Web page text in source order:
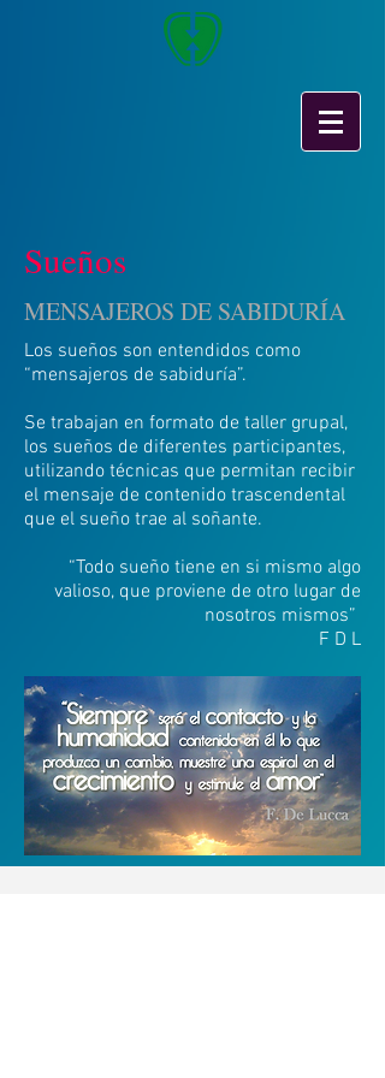
Sueños
MENSAJEROS DE SABIDURÍA
Los sueños son entendidos como
“mensajeros de sabiduría”.
Se trabajan en formato de taller grupal,
los sueños de diferentes participantes,
utilizando técnicas que permitan recibir
el mensaje de contenido trascendental
que el sueño trae al soñante.
“Todo sueño tiene en si mismo algo
valioso, que proviene de otro lugar de
nosotros mismos”
F D L